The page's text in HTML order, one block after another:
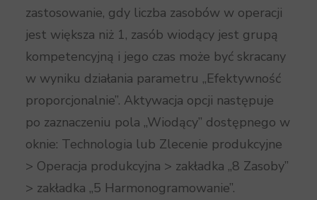
zastosowanie, gdy liczba zasobów w operacji
jest większa niż 1, zasób wiodący jest grupą
kompetencyjną i jego czas może być skracany
w wyniku działania parametru „Efektywność
proporcjonalnie”. Aktywacja opcji następuje
po zaznaczeniu pola „Wiodący” dostępnego w
oknie: Technologia lub Zlecenie produkcyjne
> Operacja produkcyjna > zakładka „8 Zasoby”
> zakładka „5 Harmonogramowanie”.